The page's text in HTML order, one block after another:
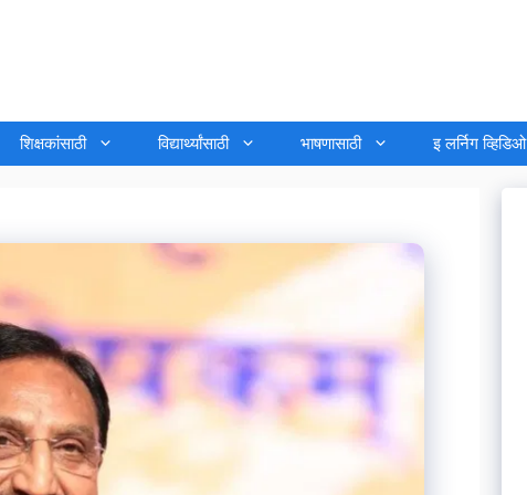
शिक्षकांसाठी विद्यार्थ्यांसाठी भाषणासाठी इ लर्निग व्हिडिओ